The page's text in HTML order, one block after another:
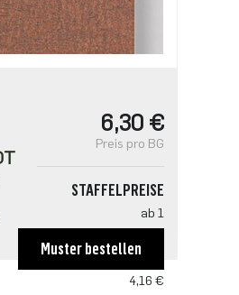
6,30 €
Preis pro BG
STAFFELPREISE
ab 1
ab 100
4,16 €
Muster bestellen